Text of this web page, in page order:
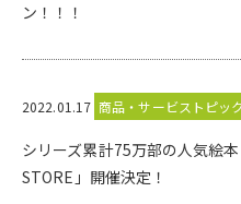
ン！！！
2022.01.17 商品・サービストピッ
シリーズ累計75万部の人気絵
STORE」開催決定！